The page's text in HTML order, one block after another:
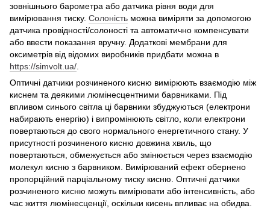
зовнішнього барометра або датчика рівня води для
вимірювання тиску. Солоність можна виміряти за допомогою
датчика провідності/солоності та автоматично компенсувати
або ввести показання вручну. Додаткові мембрани для
оксиметрів від відомих виробників придбати можна в
https://simvolt.ua/.
Оптичні датчики розчиненого кисню вимірюють взаємодію між
киснем та деякими люмінесцентними барвниками. Під
впливом синього світла ці барвники збуджуються (електрони
набирають енергію) і випромінюють світло, коли електрони
повертаються до свого нормального енергетичного стану. У
присутності розчиненого кисню довжина хвиль, що
повертаються, обмежується або змінюється через взаємодію
молекул кисню з барвником. Вимірюваний ефект обернено
пропорційний парціальному тиску кисню. Оптичні датчики
розчиненого кисню можуть вимірювати або інтенсивність, або
час життя люмінесценції, оскільки кисень впливає на обидва.